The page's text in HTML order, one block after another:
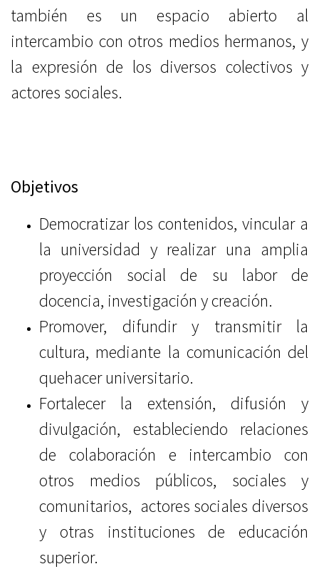
también es un espacio abierto al
intercambio con otros medios hermanos, y
la expresión de los diversos colectivos y
actores sociales.
Objetivos
Democratizar los contenidos, vincular a
la universidad y realizar una amplia
proyección social de su labor de
docencia, investigación y creación.
Promover, difundir y transmitir la
cultura, mediante la comunicación del
quehacer universitario.
Fortalecer la extensión, difusión y
divulgación, estableciendo relaciones
de colaboración e intercambio con
otros medios públicos, sociales y
comunitarios, actores sociales diversos
y otras instituciones de educación
superior.